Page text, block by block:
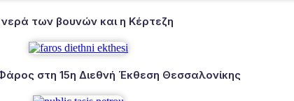
των βουνών και η Κέρτεζη
στη 15η Διεθνή Έκθεση Θεσσαλονίκης